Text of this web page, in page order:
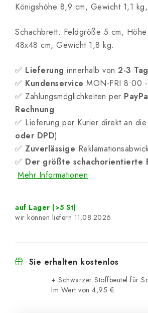
Königshöhe 8,9 cm, Gewicht 1,1
Schachbrett: Feldgröße 5 cm,
48x48 cm, Gewicht 1,8 kg.
✅ Lieferung innerhalb von 2-3
✅ Kundenservice MON-FRI 8:00
✅ Zahlungsmöglichkeiten per
Rechnung
✅ Lieferung per Kurier direkt an
oder DPD)
✅ Zuverlässige
✅ Der größte schachorientierte
Mehr Informationen
auf Lager (>5 St)
11.08.2026
Sie erhalten kostenlos
+ Schwarzer Stoffbeutel für
Im Wert von 4,95 €